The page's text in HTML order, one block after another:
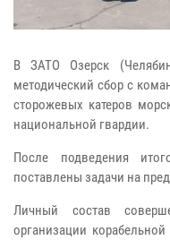
В ЗАТО Озерск
методический сбор с
сторожевых катеров
национальной гвардии.
После подведения
поставлены задачи на
Личный состав
организации